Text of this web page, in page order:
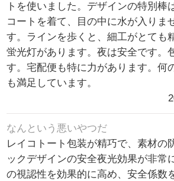
トを使いました。デザインの特別棒
コートを着て、目の中に水が入りま
す。ラインを歩くと、細工がとても
蛍光灯があります。夜は安全です。
す。宅配便も特に力があります。何
も満足しています。
なんという悪いやつだ
レイコトート包装が精巧で、素材の
ックデザインの安全夜光効果が非常
の視認性を効果的に高め、安全係数